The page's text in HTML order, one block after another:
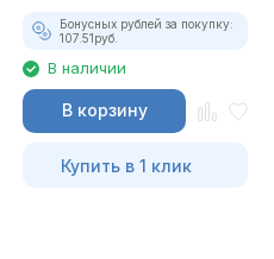
Бонусных рублей за покупку:
107.51руб.
В наличии
В корзину
Купить в 1 клик